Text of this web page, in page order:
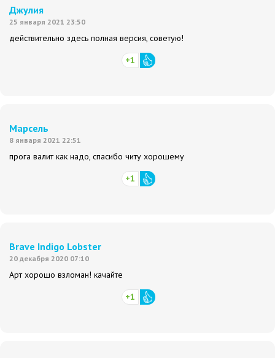
Джулия
25 января 2021 23:50
действительно здесь полная версия, советую!
+1
Марсель
8 января 2021 22:51
прога валит как надо, спасибо читу хорошему
+1
Brave Indigo Lobster
20 декабря 2020 07:10
Арт хорошо взломан! качайте
+1